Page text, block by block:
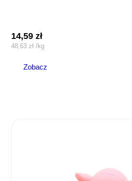
14,59zł
48,63zł /kg
Zobacz